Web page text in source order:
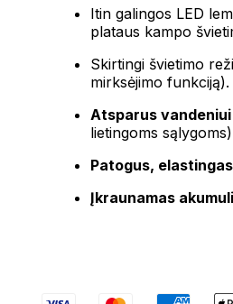
Itin galingos LED
plataus kampo
Skirtingi švietimo
mirksėjimo funkciją).
Atsparus vandeniui
lietingoms
Patogus,
Įkraunamas